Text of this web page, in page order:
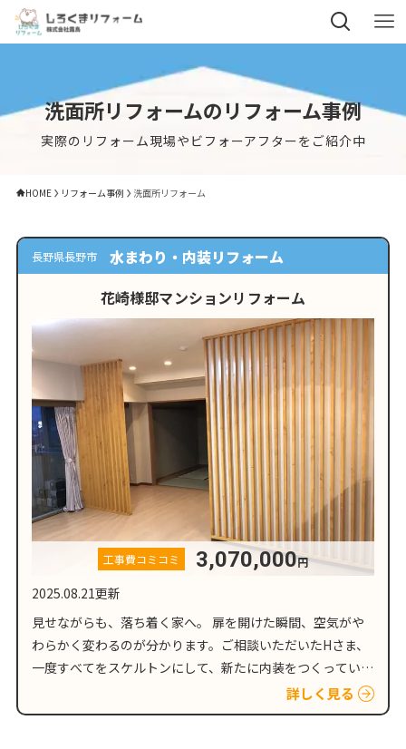
洗面所リフォームのリフォーム事例
実際のリフォーム現場やビフォーアフターをご紹介中
HOME リフォーム事例 洗面所リフォーム
長野県長野市
水まわり・内装リフォーム
花崎様邸マンションリフォーム
工事費コミコミ 3,070,000円
2025.08.21更新
見せながらも、落ち着く家へ。 扉を開けた瞬間、空気がや
わらかく変わるのが分かります。ご相談いただいたHさま、
一度すべてをスケルトンにして、新たに内装をつくっていき
ます。床も、壁も、間取りも、いったん手放し、これからの
暮らし方を見据えてリフォ…
詳しく見る